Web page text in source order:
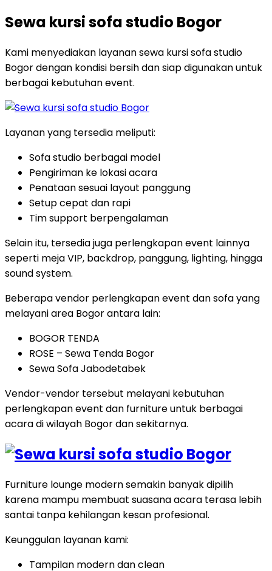
Sewa kursi sofa studio Bogor
Kami menyediakan layanan sewa kursi sofa studio
Bogor dengan kondisi bersih dan siap digunakan untuk
berbagai kebutuhan event.
Layanan yang tersedia meliputi:
Sofa studio berbagai model
Pengiriman ke lokasi acara
Penataan sesuai layout panggung
Setup cepat dan rapi
Tim support berpengalaman
Selain itu, tersedia juga perlengkapan event lainnya
seperti meja VIP, backdrop, panggung, lighting, hingga
sound system.
Beberapa vendor perlengkapan event dan sofa yang
melayani area Bogor antara lain:
BOGOR TENDA
ROSE – Sewa Tenda Bogor
Sewa Sofa Jabodetabek
Vendor-vendor tersebut melayani kebutuhan
perlengkapan event dan furniture untuk berbagai
acara di wilayah Bogor dan sekitarnya.
Furniture lounge modern semakin banyak dipilih
karena mampu membuat suasana acara terasa lebih
santai tanpa kehilangan kesan profesional.
Keunggulan layanan kami:
Tampilan modern dan clean